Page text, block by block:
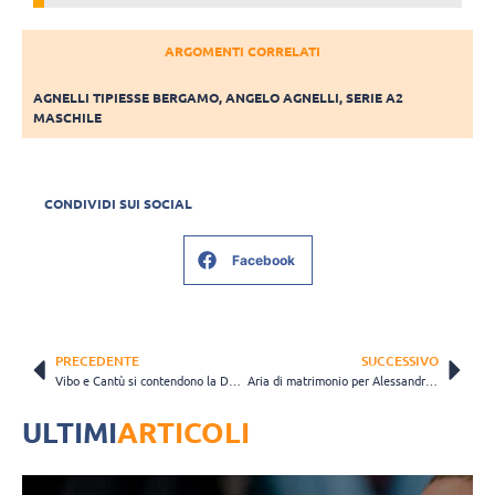
ARGOMENTI CORRELATI
AGNELLI TIPIESSE BERGAMO,ANGELO AGNELLI,SERIE A2
MASCHILE
CONDIVIDI SUI SOCIAL
Facebook
PRECEDENTE
Vibo e Cantù si contendono la Del Monte Supercoppa: il programma
SUCCESSIVO
Aria di matrimonio per Alessandro Tondo: “Ma adesso pensiamo ai Play Off…”
ULTIMIARTICOLI